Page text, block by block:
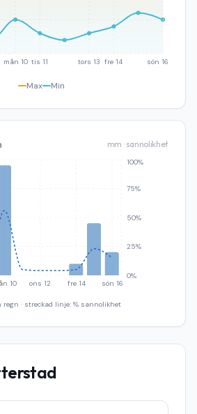
mån 10 tis 11 tors 13 fre 14 sön 16
Max Min
mm · sannolikhet
10 ons 12 fre 14 sön 16
0%
25%
50%
75%
100%
regn · streckad linje: % sannolikhet